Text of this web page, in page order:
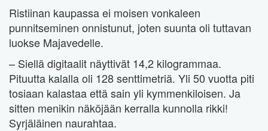
Ristiinan kaupassa ei moisen vonkaleen
punnitseminen onnistunut, joten suunta oli tuttavan
luokse Majavedelle.
– Siellä digitaalit näyttivät 14,2 kilogrammaa.
Pituutta kalalla oli 128 senttimetriä. Yli 50 vuotta piti
tosiaan kalastaa että sain yli kymmenkiloisen. Ja
sitten menikin näköjään kerralla kunnolla rikki!
Syrjäläinen naurahtaa.